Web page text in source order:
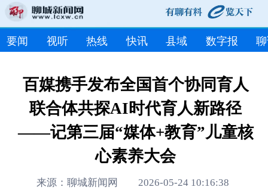
要闻 视听 热线 快讯 县域 数字报
百媒携手发布全国首个协同育人
联合体共探AI时代育人新路径
——记第三届“媒体+教育”儿童核
心素养大会
来源：聊城新闻网 2026-05-24 10:16:38